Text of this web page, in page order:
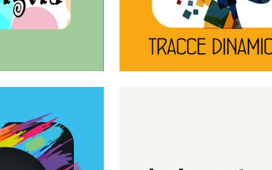
famiglia Tracce